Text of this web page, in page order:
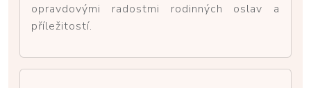
opravdovými radostmi rodinných oslav a
příležitostí.